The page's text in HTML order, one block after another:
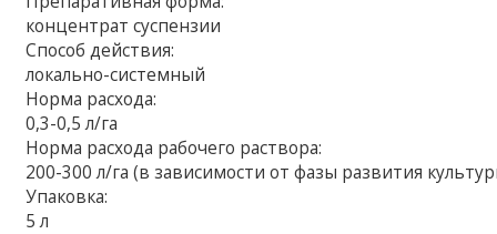
концентрат суспензии
Способ действия:
локально-системный
Норма расхода:
0,3-0,5 л/га
Норма расхода рабочего раствора:
200-300 л/га (в зависимости от фазы развития
Упаковка:
5 л